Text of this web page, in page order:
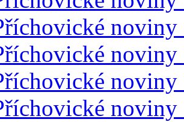
noviny
noviny
noviny
noviny